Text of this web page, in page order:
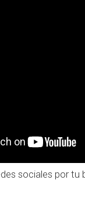
sociales por